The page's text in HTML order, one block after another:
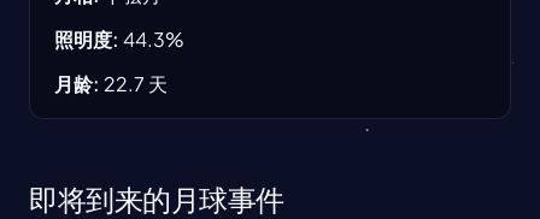
照明度: 44.3%
月龄: 22.7 天
即将到来的月球事件